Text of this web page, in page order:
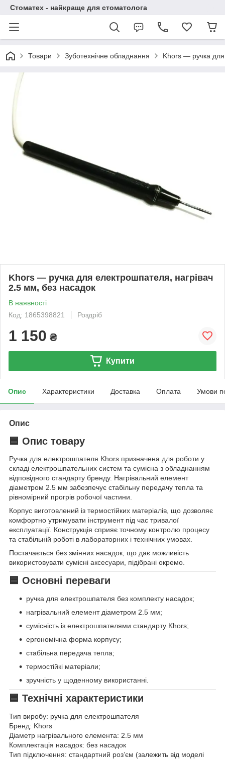
Стоматех - найкраще для стоматолога
Товари Зуботехнічне обладнання Khors — ручка
Khors — ручка для електрошпателя, нагрівач
2.5 мм, без насадок
В наявності
Код: 1865398821
Роздріб
1 150 ₴
Купити
Опис Характеристики Доставка Оплата Умови
Опис
🟦 Опис товару
Ручка для електрошпателя Khors призначена для роботи у
складі електрошпательних систем та сумісна з обладнанням
відповідного стандарту бренду. Нагрівальний елемент
діаметром 2.5 мм забезпечує стабільну передачу тепла та
рівномірний прогрів робочої частини.
Корпус виготовлений із термостійких матеріалів, що дозволяє
комфортно утримувати інструмент під час тривалої
експлуатації. Конструкція сприяє точному контролю процесу
та стабільній роботі в лабораторних і технічних умовах.
Постачається без змінних насадок, що дає можливість
використовувати сумісні аксесуари, підібрані окремо.
🟦 Основні переваги
ручка для електрошпателя без комплекту насадок;
нагрівальний елемент діаметром 2.5 мм;
сумісність із електрошпателями стандарту Khors;
ергономічна форма корпусу;
стабільна передача тепла;
термостійкі матеріали;
зручність у щоденному використанні.
🟦 Технічні характеристики
Тип виробу: ручка для електрошпателя
Бренд: Khors
Діаметр нагрівального елемента: 2.5 мм
Комплектація насадок: без насадок
Тип підключення: стандартний роз’єм (залежить від моделі